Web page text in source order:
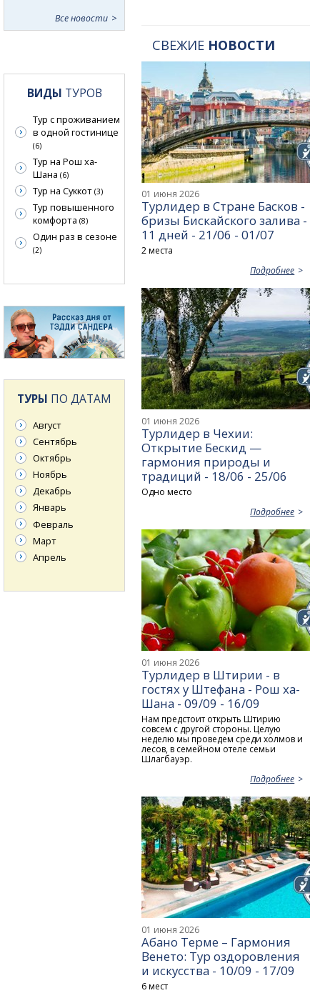
СВЕЖИЕ НОВОСТИ
01 июня 2026
Турлидер в Стране Басков -
бризы Бискайского залива -
11 дней - 21/06 - 01/07
2 места
Подробнее
01 июня 2026
Турлидер в Чехии:
Открытие Бескид —
гармония природы и
традиций - 18/06 - 25/06
Одно место
Подробнее
01 июня 2026
Турлидер в Штирии - в
гостях у Штефана - Рош ха-
Шана - 09/09 - 16/09
Нам предстоит открыть Штирию
совсем с другой стороны. Целую
неделю мы проведем среди холмов и
лесов, в семейном отеле семьи
Шлагбауэр.
Подробнее
01 июня 2026
Абано Терме – Гармония
Венето: Тур оздоровления
и искусства - 10/09 - 17/09
6 мест
Все новости
ВИДЫ ТУРОВ
Тур с проживанием
в одной гостинице
(6)
Тур на Рош ха-
Шана (6)
Тур на Суккот (3)
Тур повышенного
комфорта (8)
Один раз в сезоне
(2)
ТУРЫ ПО ДАТАМ
Август
Сентябрь
Октябрь
Ноябрь
Декабрь
Январь
Февраль
Март
Апрель